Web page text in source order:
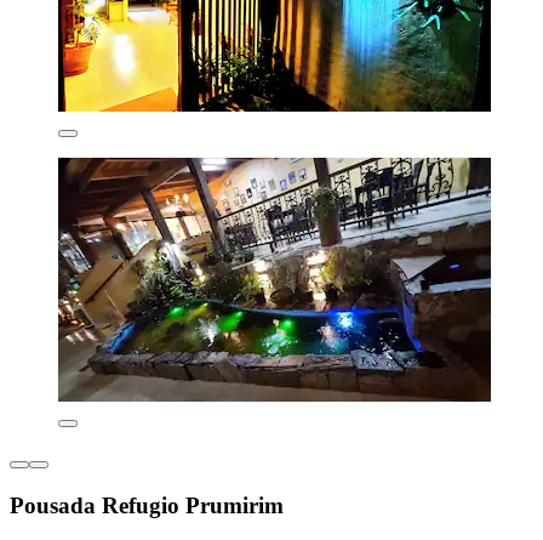
Pousada Refugio Prumirim